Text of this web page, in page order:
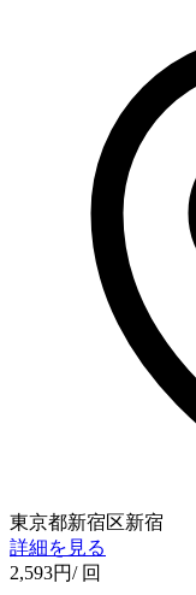
東京都新宿区新宿
詳細を見る
2,593円/ 回